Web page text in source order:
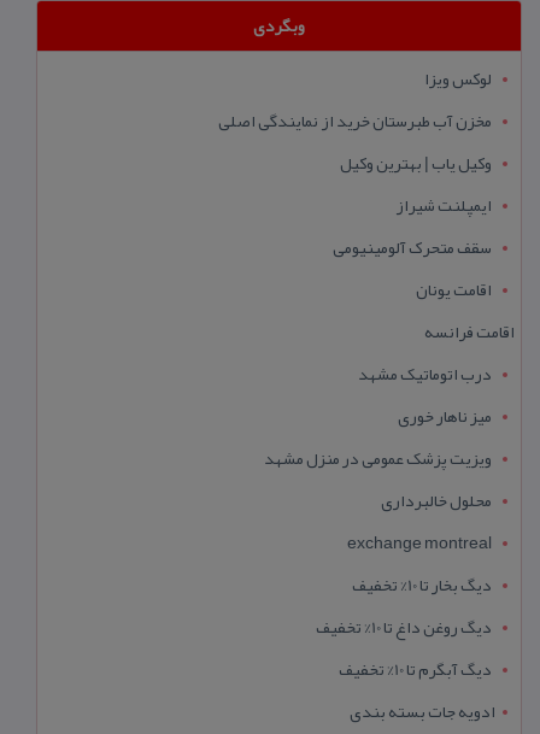
وبگردی
لوکس ویزا
مخزن آب طبرستان خرید از نمایندگی اصلی
وکیل یاب | بهترین وکیل
ایمپلنت شیراز
سقف متحرک آلومینیومی
اقامت یونان
اقامت فرانسه
درب اتوماتیک مشهد
میز ناهار خوری
ویزیت پزشک عمومی در منزل مشهد
محلول خالبرداری
exchange montreal
دیگ بخار تا 10% تخفیف
دیگ روغن داغ تا 10% تخفیف
دیگ آبگرم تا 10% تخفیف
ادویه جات بسته بندی